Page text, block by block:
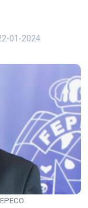
01-2024